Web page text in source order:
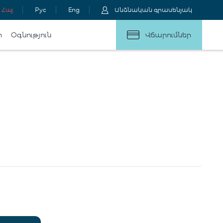
Հայ Рус Eng Անձնական գրասենյակ
Օգնություն Վճարումներ